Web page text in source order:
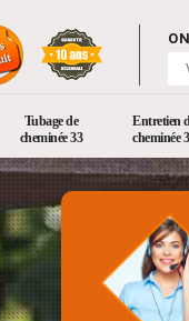
Tubage de
cheminée 33
Entretien
cheminée